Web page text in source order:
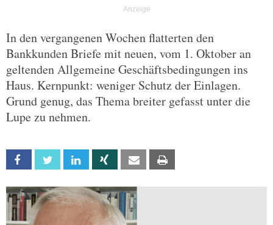
In den vergangenen Wochen flatterten den
Bankkunden Briefe mit neuen, vom 1. Oktober an
geltenden Allgemeine Geschäftsbedingungen ins
Haus. Kernpunkt: weniger Schutz der Einlagen.
Grund genug, das Thema breiter gefasst unter die
Lupe zu nehmen.
Facebook Twitter Linkedin Xing Email